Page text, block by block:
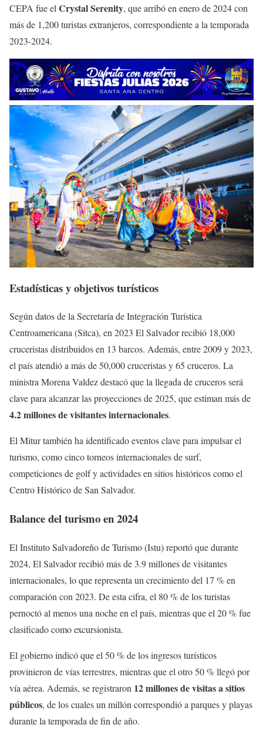
CEPA fue el Crystal Serenity, que arribó en enero de 2024 con
más de 1,200 turistas extranjeros, correspondiente a la temporada
2023-2024.
Estadísticas y objetivos turísticos
Según datos de la Secretaría de Integración Turística
Centroamericana (Sitca), en 2023 El Salvador recibió 18,000
cruceristas distribuidos en 13 barcos. Además, entre 2009 y 2023,
el país atendió a más de 50,000 cruceristas y 65 cruceros. La
ministra Morena Valdez destacó que la llegada de cruceros será
clave para alcanzar las proyecciones de 2025, que estiman más de
4.2 millones de visitantes internacionales.
El Mitur también ha identificado eventos clave para impulsar el
turismo, como cinco torneos internacionales de surf,
competiciones de golf y actividades en sitios históricos como el
Centro Histórico de San Salvador.
Balance del turismo en 2024
El Instituto Salvadoreño de Turismo (Istu) reportó que durante
2024, El Salvador recibió más de 3.9 millones de visitantes
internacionales, lo que representa un crecimiento del 17 % en
comparación con 2023. De esta cifra, el 80 % de los turistas
pernoctó al menos una noche en el país, mientras que el 20 % fue
clasificado como excursionista.
El gobierno indicó que el 50 % de los ingresos turísticos
provinieron de vías terrestres, mientras que el otro 50 % llegó por
vía aérea. Además, se registraron 12 millones de visitas a sitios
públicos, de los cuales un millón correspondió a parques y playas
durante la temporada de fin de año.